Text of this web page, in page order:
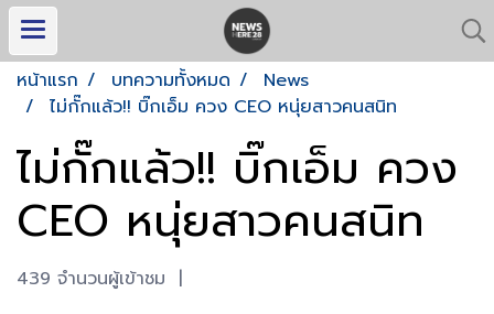
หน้าแรก บทความทั้งหมด
News
ไม่กั๊กแล้ว!! บิ๊กเอ็ม ควง CEO หนุ่ยสาวคนสนิท
ไม่กั๊กแล้ว!! บิ๊กเอ็ม ควง
CEO หนุ่ยสาวคนสนิท
439 จำนวนผู้เข้าชม |